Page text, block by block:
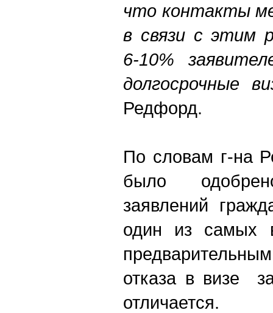
что контакты
в связи с этим
6-10%
долгосрочные
Редфорд.
По словам г-на
было
заявлений
один из самых
отказа в визе
отличается.